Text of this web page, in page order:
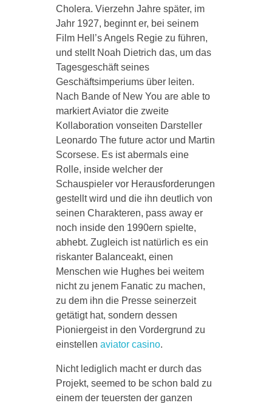
Cholera. Vierzehn Jahre später, im
Jahr 1927, beginnt er, bei seinem
Film Hell’s Angels Regie zu führen,
und stellt Noah Dietrich das, um das
Tagesgeschäft seines
Geschäftsimperiums über leiten.
Nach Bande of New You are able to
markiert Aviator die zweite
Kollaboration vonseiten Darsteller
Leonardo The future actor und Martin
Scorsese. Es ist abermals eine
Rolle, inside welcher der
Schauspieler vor Herausforderungen
gestellt wird und die ihn deutlich von
seinen Charakteren, pass away er
noch inside den 1990ern spielte,
abhebt. Zugleich ist natürlich es ein
riskanter Balanceakt, einen
Menschen wie Hughes bei weitem
nicht zu jenem Fanatic zu machen,
zu dem ihn die Presse seinerzeit
getätigt hat, sondern dessen
Pioniergeist in den Vordergrund zu
einstellen aviator casino.
Nicht lediglich macht er durch das
Projekt, seemed to be schon bald zu
einem der teuersten der ganzen